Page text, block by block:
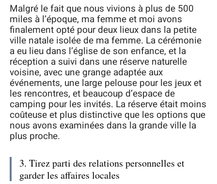
Malgré le fait que nous vivions à plus de 500
miles à l’époque, ma femme et moi avons
finalement opté pour deux lieux dans la petite
ville natale isolée de ma femme. La cérémonie
a eu lieu dans l’église de son enfance, et la
réception a suivi dans une réserve naturelle
voisine, avec une grange adaptée aux
événements, une large pelouse pour les jeux et
les rencontres, et beaucoup d’espace de
camping pour les invités. La réserve était moins
coûteuse et plus distinctive que les options que
nous avons examinées dans la grande ville la
plus proche.
3. Tirez parti des relations personnelles et
garder les affaires locales